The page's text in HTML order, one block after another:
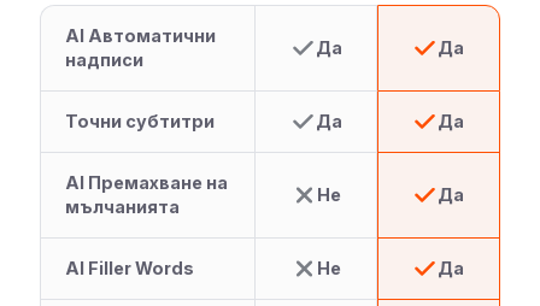
AI Автоматични
надписи
Да Да
Точни субтитри Да Да
AI Премахване на
мълчанията
Не Да
AI Filler Words Не Да